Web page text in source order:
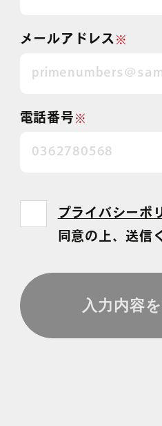
※
メールアドレス
※
電話番号
プライバシーポ
同意の上、送信